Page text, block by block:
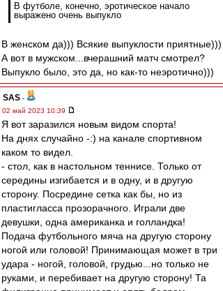
В футболе, конечно, эротическое начало
выражено очень выпукло
В женском да))) Всякие выпуклости приятные)))
А вот в мужском...вчерашний матч смотрел?
Выпукло было, это да, но как-то неэротично)))
SAS -
02 май 2023 10:39
Я вот заразился новым видом спорта!
На днях случайно -:) на канале спортивном
каком то видел.
- стол, как в настольном теннисе. Только от
середины изгибается и в одну, и в другую
сторону. Посредине сетка как бы, но из
пластигласса прозорачного. Играли две
девушки, одна американка и голландка!
Подача футбольного мяча на другую сторону
ногой или головой! Принимающая может в три
удара - ногой, головой, грудью...но только не
руками, и перебивает на другую сторону! Та